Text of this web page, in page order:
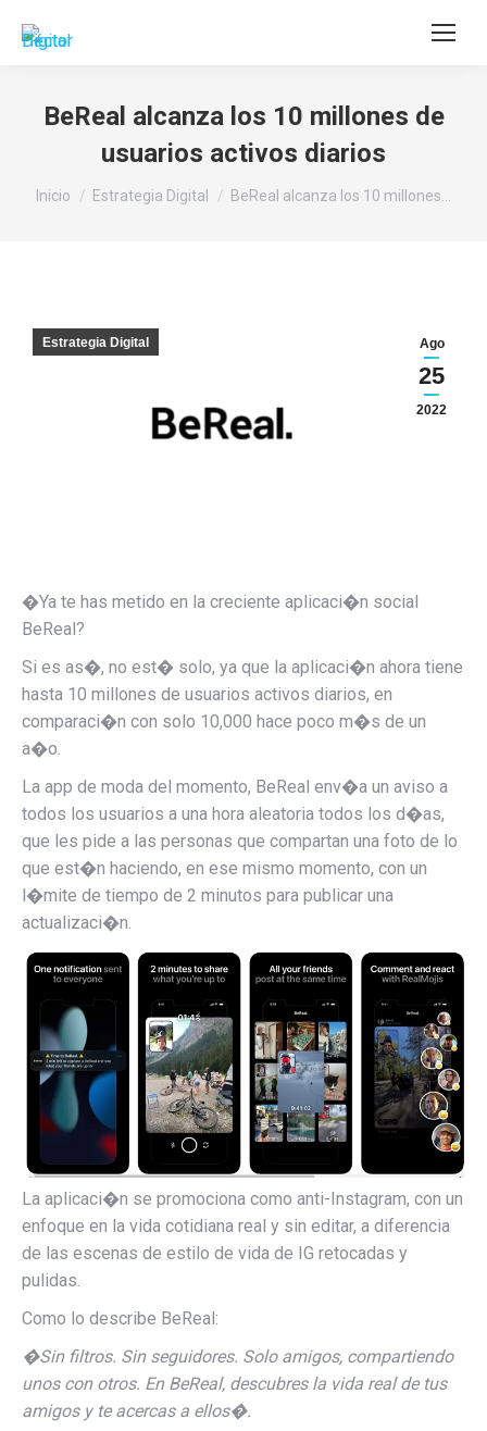
Buscar:
BeReal alcanza los 10 millones de
usuarios activos diarios
Estás aquí:
Inicio Estrategia Digital BeReal alcanza los 10 millones…
Ago
25
2022
Estrategia Digital
�Ya te has metido en la creciente aplicaci�n social
BeReal?
Si es as�, no est� solo, ya que la aplicaci�n ahora tiene
hasta 10 millones de usuarios activos diarios, en
comparaci�n con solo 10,000 hace poco m�s de un
a�o.
La app de moda del momento, BeReal env�a un aviso a
todos los usuarios a una hora aleatoria todos los d�as,
que les pide a las personas que compartan una foto de lo
que est�n haciendo, en ese mismo momento, con un
l�mite de tiempo de 2 minutos para publicar una
actualizaci�n.
La aplicaci�n se promociona como anti-Instagram, con un
enfoque en la vida cotidiana real y sin editar, a diferencia
de las escenas de estilo de vida de IG retocadas y
pulidas.
Como lo describe BeReal:
�Sin filtros. Sin seguidores. Solo amigos, compartiendo
unos con otros. En BeReal, descubres la vida real de tus
amigos y te acercas a ellos�.